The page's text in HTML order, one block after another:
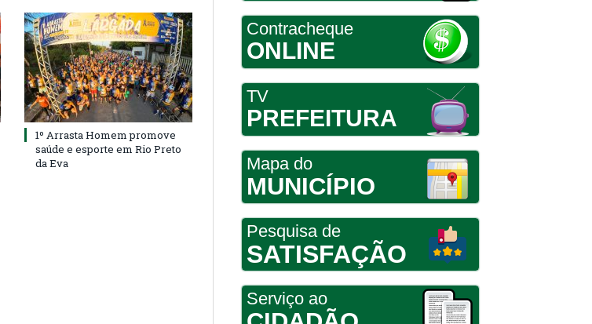
1º Arrasta Homem promove
saúde e esporte em Rio Preto
da Eva
Contracheque
ONLINE
TV
PREFEITURA
Mapa do
MUNICÍPIO
Pesquisa de
SATISFAÇÃO
Serviço ao